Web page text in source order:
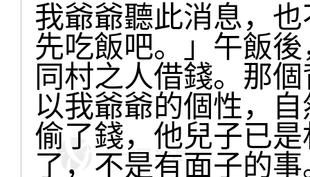
我爺爺聽此消息，
先吃飯吧。」午飯
同村之人借錢。那
以我爺爺的個性，
偷了錢，他兒子已
了，不是有面子的